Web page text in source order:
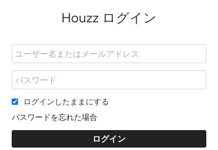
Houzz ログイン
ログインしたままにする
パスワードを忘れた場合